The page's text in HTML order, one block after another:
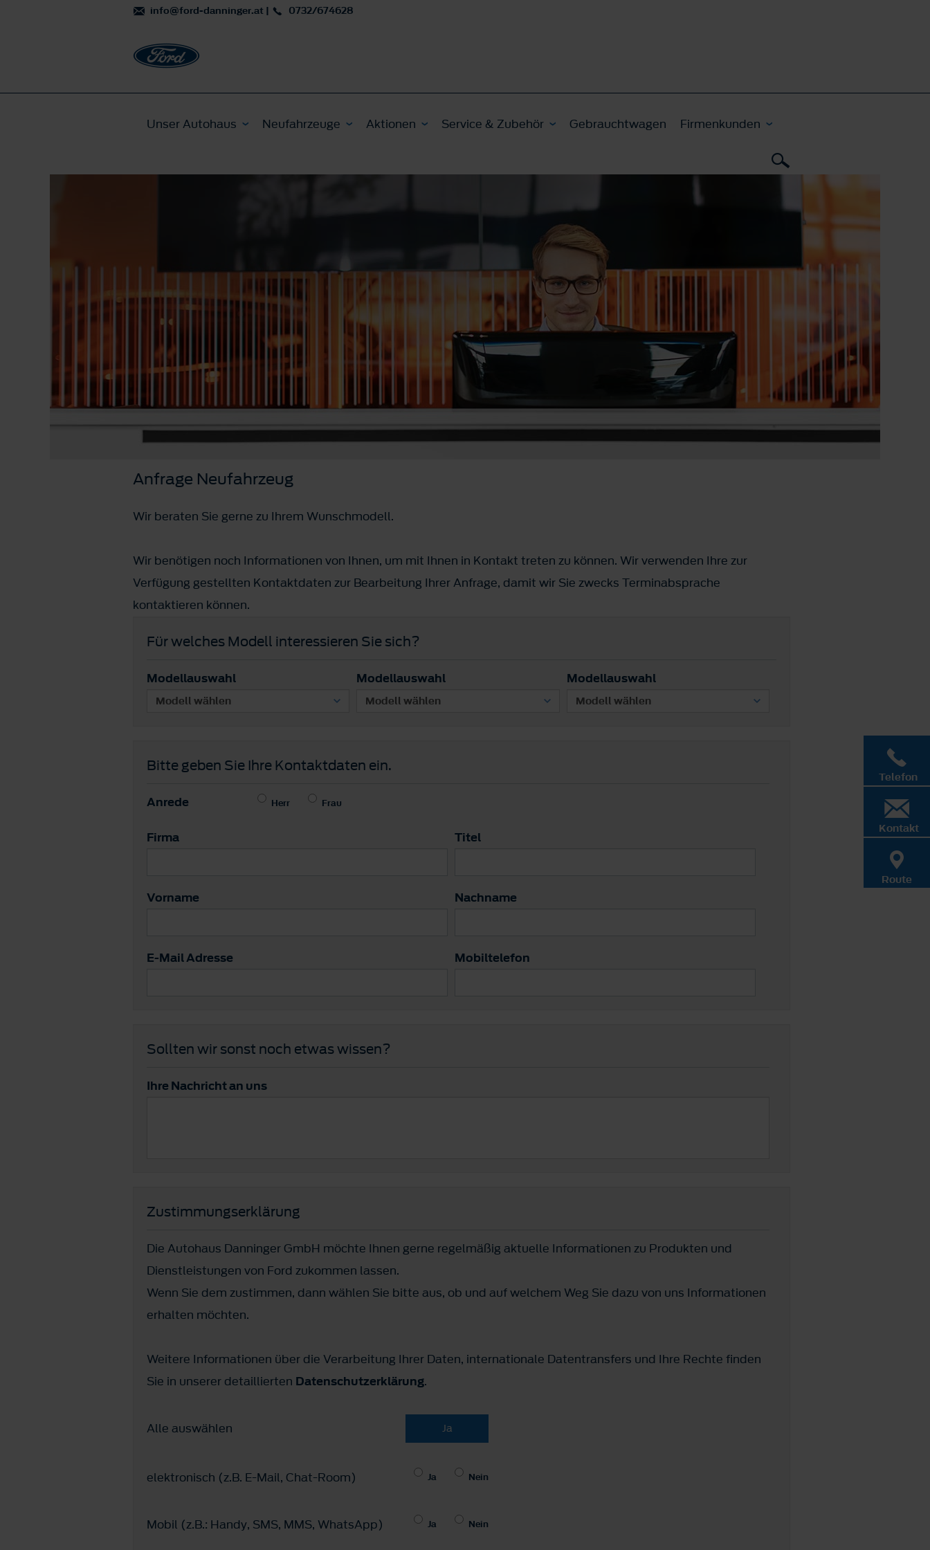
info@ford-danninger.at | 0732/674628
Unser Autohaus Neufahrzeuge Aktionen Service & Zubehör Gebrauchtwagen Firmenkunden
Anfrage Neufahrzeug
Wir beraten Sie gerne zu Ihrem Wunschmodell.
Wir benötigen noch Informationen von Ihnen, um mit Ihnen in Kontakt treten zu können. Wir verwenden Ihre zur
Verfügung gestellten Kontaktdaten zur Bearbeitung Ihrer Anfrage, damit wir Sie zwecks Terminabsprache
kontaktieren können.
Für welches Modell interessieren Sie sich?
Modellauswahl Modellauswahl Modellauswahl
Bitte geben Sie Ihre Kontaktdaten ein.
Anrede Herr Frau
Firma Titel
Vorname Nachname
E-Mail Adresse Mobiltelefon
Sollten wir sonst noch etwas wissen?
Ihre Nachricht an uns
Zustimmungserklärung
Die Autohaus Danninger GmbH möchte Ihnen gerne regelmäßig aktuelle Informationen zu Produkten und
Dienstleistungen von Ford zukommen lassen.
Wenn Sie dem zustimmen, dann wählen Sie bitte aus, ob und auf welchem Weg Sie dazu von uns Informationen
erhalten möchten.
Weitere Informationen über die Verarbeitung Ihrer Daten, internationale Datentransfers und Ihre Rechte finden
Sie in unserer detaillierten Datenschutzerklärung.
Alle auswählen Ja
elektronisch (z.B. E-Mail, Chat-Room) Ja Nein
Mobil (z.B.: Handy, SMS, MMS, WhatsApp) Ja Nein
Telefon
Kontakt
Route